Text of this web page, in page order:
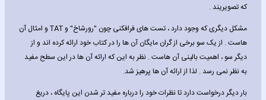
که تصویریند .
مشکل دیگری که وجود دارد ، تست های فرافکنی چون "رورشاخ" و TAT و امثال آن
هاست . از یک سو برخی از گران مایگان آن ها را در کتاب خود ارائه کرده اند و از
دیگر سو ، اهمیت بالینی آن هاست . نظر به این که ارائه آن ها در این سطح مفید
به نظر نمی رسد . لذا از ارائه آن ها پرهیز شد.
بار دیگر درخواست دارد تا نظرات خود را درباره مفید تر شدن این پایگاه ، دریغ